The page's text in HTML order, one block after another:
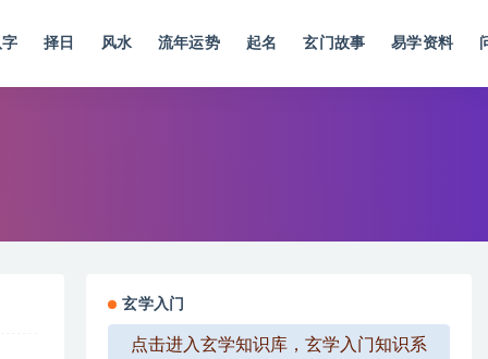
择日 风水 流年运势 起名 玄门故事 易学资料
玄学入门
点击进入玄学知识库，玄学入门知识系